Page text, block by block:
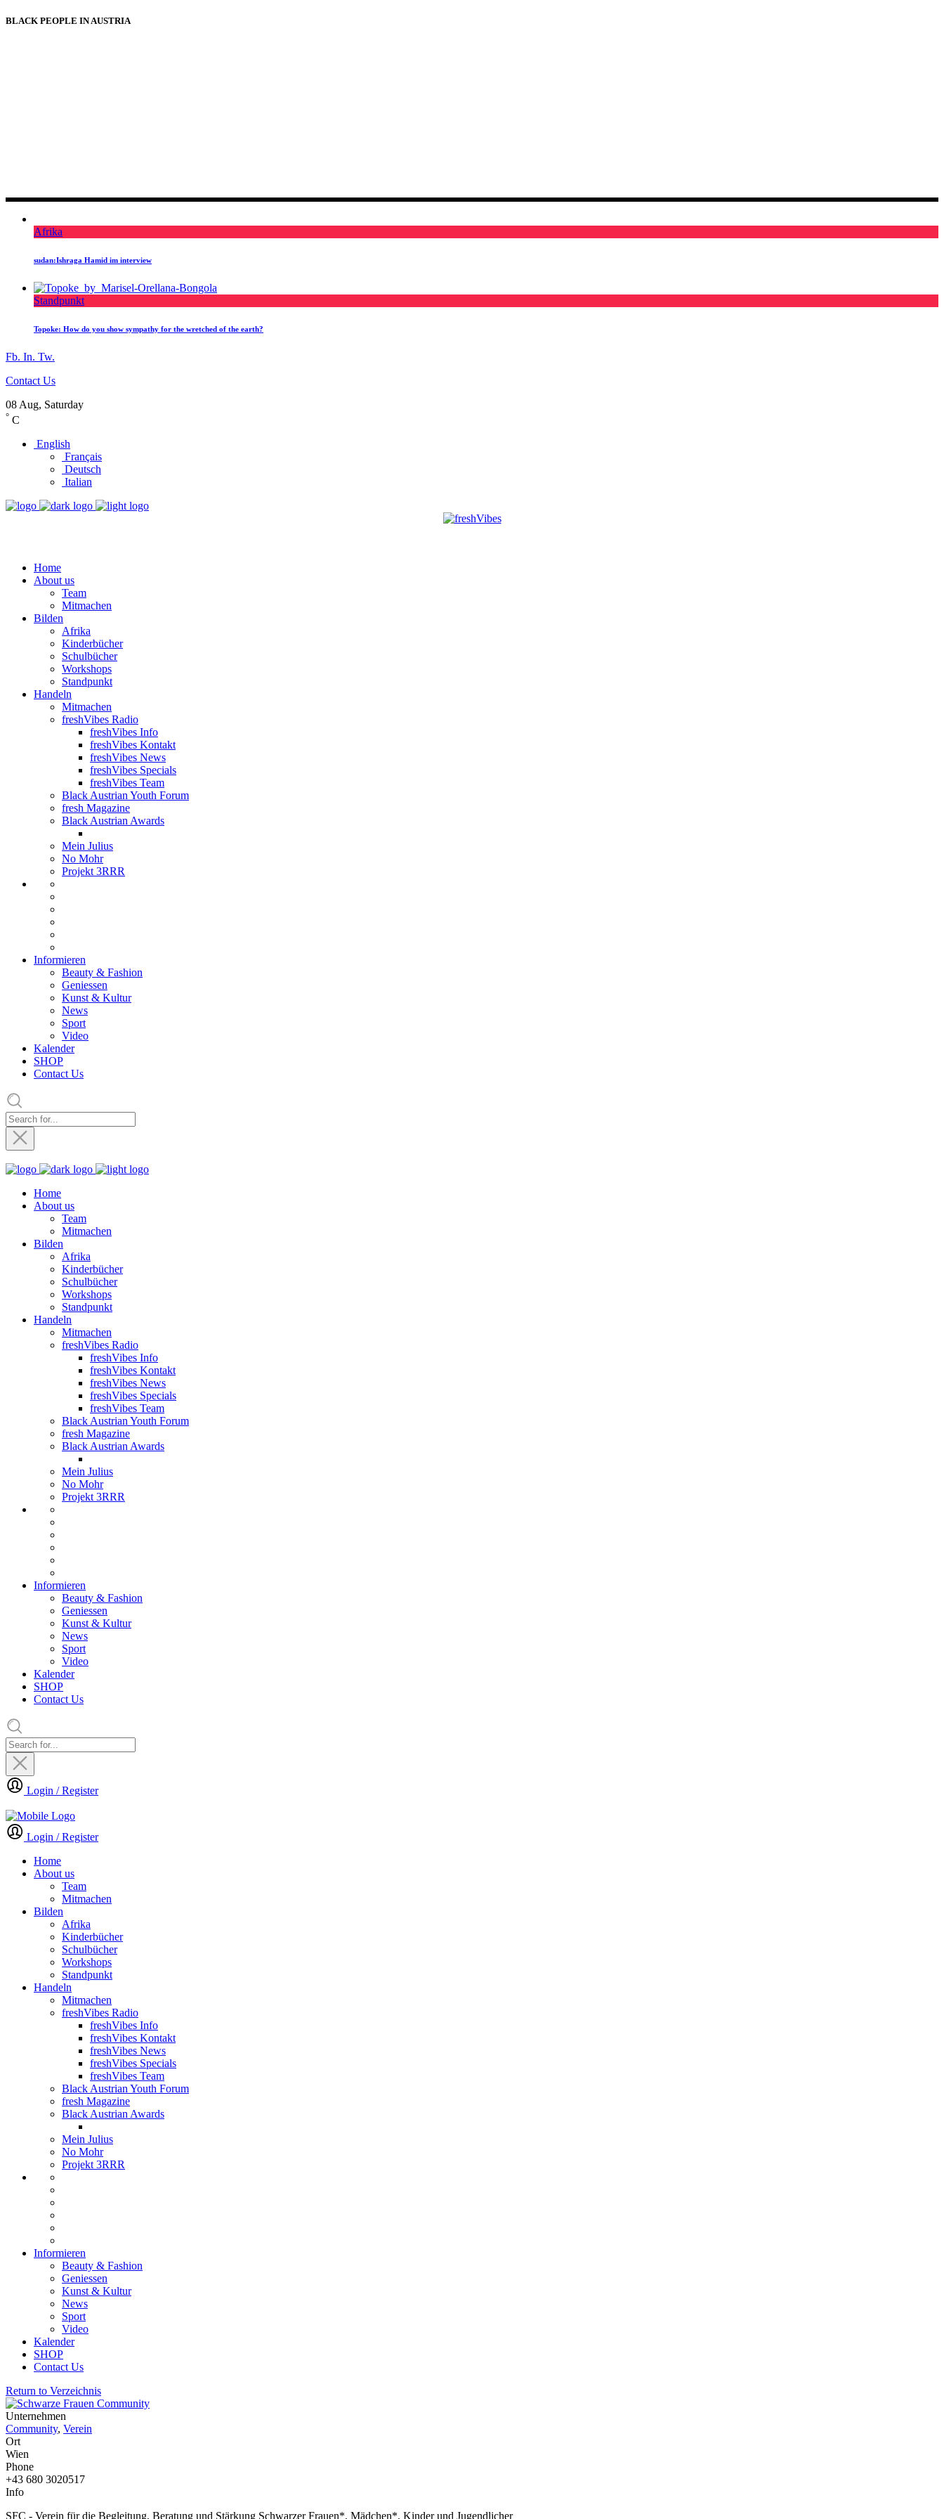
BLACK PEOPLE IN AUSTRIA
Afrika
sudan:Ishraga Hamid im interview
Standpunkt
Topoke: How do you show sympathy for the wretched of the earth?
Fb. In. Tw.
Contact Us
08 Aug, Saturday
° C
English
Français
Deutsch
Italian
Home
About us
Team
Mitmachen
Bilden
Afrika
Kinderbücher
Schulbücher
Workshops
Standpunkt
Handeln
Mitmachen
freshVibes Radio
freshVibes Info
freshVibes Kontakt
freshVibes News
freshVibes Specials
freshVibes Team
Black Austrian Youth Forum
fresh Magazine
Black Austrian Awards
Mein Julius
No Mohr
Projekt 3RRR
Informieren
Beauty & Fashion
Geniessen
Kunst & Kultur
News
Sport
Video
Kalender
SHOP
Contact Us
Home
About us
Team
Mitmachen
Bilden
Afrika
Kinderbücher
Schulbücher
Workshops
Standpunkt
Handeln
Mitmachen
freshVibes Radio
freshVibes Info
freshVibes Kontakt
freshVibes News
freshVibes Specials
freshVibes Team
Black Austrian Youth Forum
fresh Magazine
Black Austrian Awards
Mein Julius
No Mohr
Projekt 3RRR
Informieren
Beauty & Fashion
Geniessen
Kunst & Kultur
News
Sport
Video
Kalender
SHOP
Contact Us
Login / Register
Login / Register
Home
About us
Team
Mitmachen
Bilden
Afrika
Kinderbücher
Schulbücher
Workshops
Standpunkt
Handeln
Mitmachen
freshVibes Radio
freshVibes Info
freshVibes Kontakt
freshVibes News
freshVibes Specials
freshVibes Team
Black Austrian Youth Forum
fresh Magazine
Black Austrian Awards
Mein Julius
No Mohr
Projekt 3RRR
Informieren
Beauty & Fashion
Geniessen
Kunst & Kultur
News
Sport
Video
Kalender
SHOP
Contact Us
Return to Verzeichnis
Unternehmen
Community, Verein
Ort
Wien
Phone
+43 680 3020517
Info
SFC - Verein für die Begleitung, Beratung und Stärkung Schwarzer Frauen*, Mädchen*, Kinder und Jugendlicher